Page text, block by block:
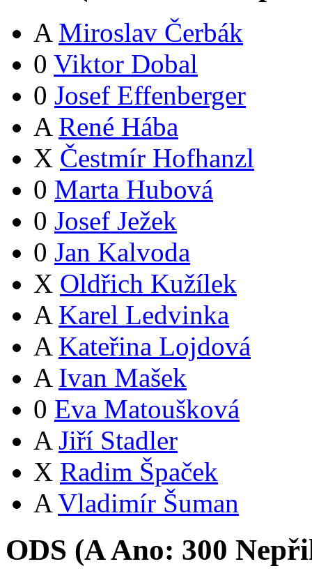
A Miroslav Čerbák
0 Viktor Dobal
0 Josef Effenberger
A René Hába
X Čestmír Hofhanzl
0 Marta Hubová
0 Josef Ježek
0 Jan Kalvoda
X Oldřich Kužílek
A Karel Ledvinka
A Kateřina Lojdová
A Ivan Mašek
0 Eva Matoušková
A Jiří Stadler
X Radim Špaček
A Vladimír Šuman
ODS (AAno: 300